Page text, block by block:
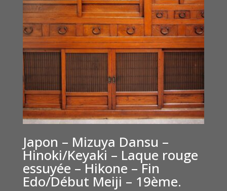
Japon – Mizuya Dansu –
Hinoki/Keyaki – Laque rouge
essuyée – Hikone – Fin
Edo/Début Meiji – 19ème.